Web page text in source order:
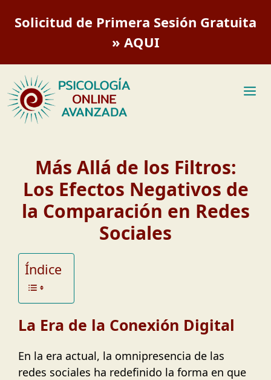
Solicitud de Primera Sesión Gratuita
» AQUI
Más Allá de los Filtros:
Los Efectos Negativos de
la Comparación en Redes
Sociales
Índice
La Era de la Conexión Digital
En la era actual, la omnipresencia de las
redes sociales ha redefinido la forma en que